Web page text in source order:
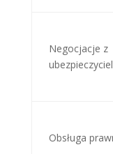
Negocjacje z
Obsługa